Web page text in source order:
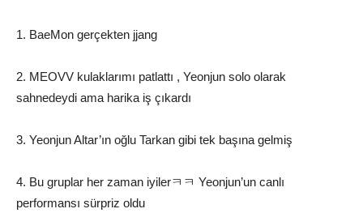
1. BaeMon gerçekten jjang
2. MEOVV kulaklarımı patlattı , Yeonjun solo olarak
sahnedeydi ama harika iş çıkardı
3. Yeonjun Altar’ın oğlu Tarkan gibi tek başına gelmiş
4. Bu gruplar her zaman iyilerㅋㅋ Yeonjun’un canlı
performansı sürpriz oldu